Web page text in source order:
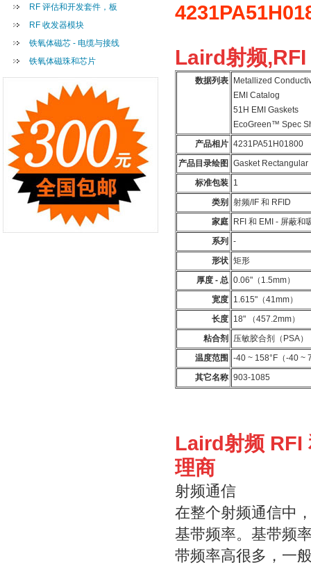
RF 评估和开发套件，板
RF 收发器模块
铁氧体磁芯 - 电缆与接线
铁氧体磁珠和芯片
Laird射频
数据列表
Metallized
EMI Catalog
51H EMI Gaskets
EcoGreen™ Spec
产品相片 4231PA51H01800
产品目录绘图
Gasket Rectangular
标准包装 1
类别
射频/IF 和 RFID
家庭
RFI 和 EMI - 屏蔽和
系列
-
形状 矩形
厚度 - 总 0.06"（1.5mm）
宽度 1.615"（41mm）
长度 18" （457.2mm）
粘合剂
压敏胶合剂（PSA）
温度范围
-40 ~ 158°F（-40 ~
其它名称 903-1085
Laird射频 RFI
理商
射频通信
在整个射频通信中
基带频率。基带频
带频率高很多，一